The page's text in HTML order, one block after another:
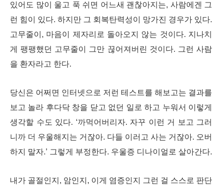
있어도 많이 울고 푹 쉬면 어느새 괜찮아지는, 사람에겐 그
런 힘이 있다. 하지만 그 회복탄력성이 망가진 경우가 있다.
고무줄이, 마음이 제자리로 돌아오지 않는 것이다. 지나치
게 팽팽했던 고무줄이 그만 끊어져버린 것이다. 그런 사람
을 환자라고 한다.
당신은 어쩌면 인터넷으로 저런 테스트를 해보고는 결과를
보고 놀라 후다닥 창을 닫고 없던 일로 하고 누워서 이렇게
생각할 수도 있다. ‘까먹어버리자. 자꾸 이런 거 보고 그러
니까 더 우울해지는 거잖아. 다들 이러고 사는 거잖아. 오버
하지 말자.’ 그렇게 부정한다. 우울증 디나이얼로 살아간다.
내가 골절인지, 암인지, 이게 염증인지 그런 걸 스스로 판단